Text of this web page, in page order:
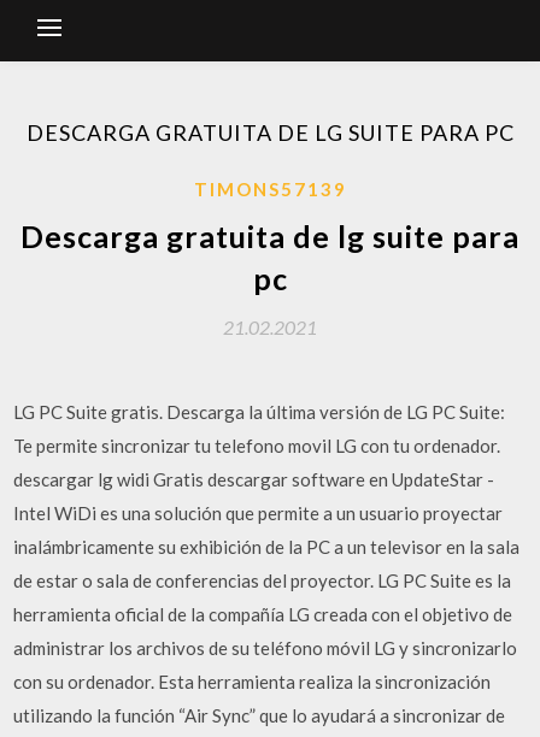
DESCARGA GRATUITA DE LG SUITE PARA PC
TIMONS57139
Descarga gratuita de lg suite para
pc
21.02.2021
LG PC Suite gratis. Descarga la última versión de LG PC Suite:
Te permite sincronizar tu telefono movil LG con tu ordenador.
descargar lg widi Gratis descargar software en UpdateStar -
Intel WiDi es una solución que permite a un usuario proyectar
inalámbricamente su exhibición de la PC a un televisor en la sala
de estar o sala de conferencias del proyector. LG PC Suite es la
herramienta oficial de la compañía LG creada con el objetivo de
administrar los archivos de su teléfono móvil LG y sincronizarlo
con su ordenador. Esta herramienta realiza la sincronización
utilizando la función “Air Sync” que lo ayudará a sincronizar de